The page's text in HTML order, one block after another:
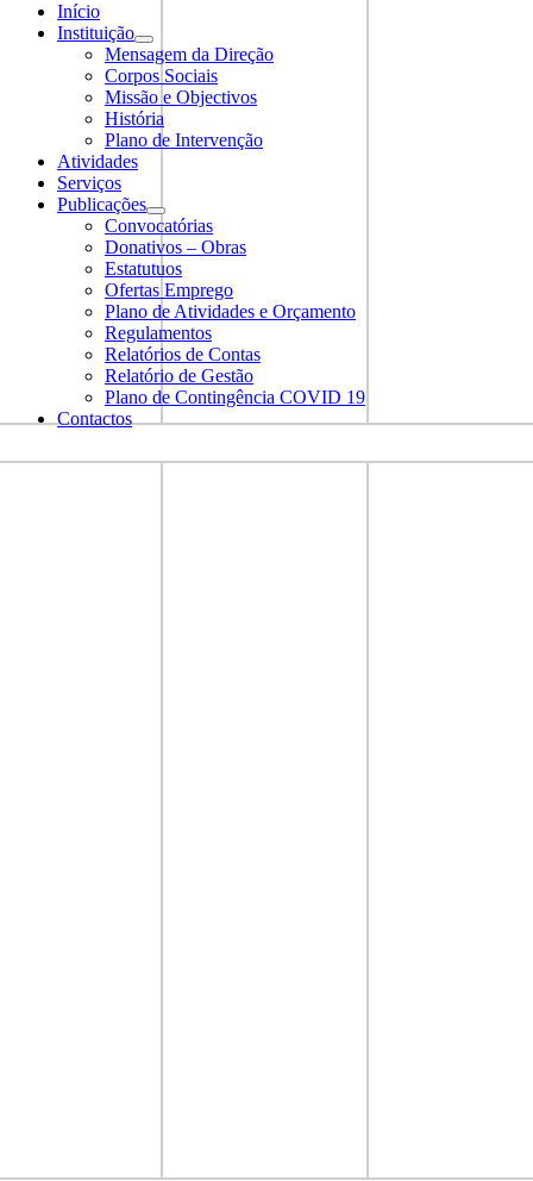
Início
Instituição
Mensagem da Direção
Corpos Sociais
Missão e Objectivos
História
Plano de Intervenção
Atividades
Serviços
Publicações
Convocatórias
Donativos – Obras
Estatutuos
Ofertas Emprego
Plano de Atividades e Orçamento
Regulamentos
Relatórios de Contas
Relatório de Gestão
Plano de Contingência COVID 19
Contactos